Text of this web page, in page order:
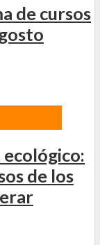
de cursos
de los